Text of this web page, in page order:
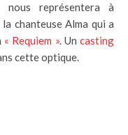
représentera à
chanteuse Alma qui a
« Requiem ». Uncasting
cette optique.